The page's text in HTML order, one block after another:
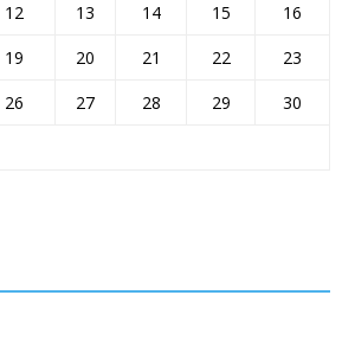
12 13 14 15
16
19 20 21 22
23
26 27 28 29
30